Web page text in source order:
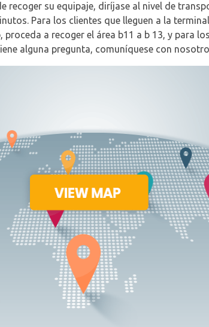
recoger su equipaje, diríjase al nivel de
Para los clientes que lleguen a la
proceda a recoger el área b11 a b 13, y para
alguna pregunta, comuníquese con